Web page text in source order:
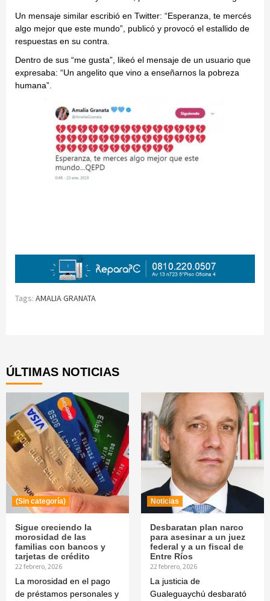
Un mensaje similar escribió en Twitter: “Esperanza, te mercés
algo mejor que este mundo”, publicó y provocó el estallido de
respuestas en su contra.
Dentro de sus “me gusta”, likeó el mensaje de un usuario que
expresaba: “Un angelito que vino a enseñarnos la pobreza
humana”.
Tags: AMALIA GRANATA
ÚLTIMAS NOTICIAS
(Sin categoría)
Sigue creciendo la
morosidad de las
familias con bancos y
tarjetas de crédito
22 febrero, 2026
La morosidad en el pago
de préstamos personales y
Noticias
Desbaratan plan narco
para asesinar a un juez
federal y a un fiscal de
Entre Ríos
22 febrero, 2026
La justicia de
Gualeguaychú desbarató